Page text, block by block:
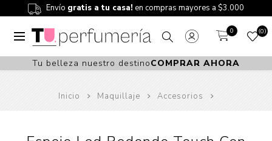
Envío gratis a tu casa! en compras mayores a $3.000
0 0
Tu belleza nuestro destinoCOMPRAR AHORA
Inicio Maquillaje Accesorios